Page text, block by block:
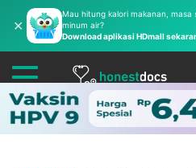
✕
Mau hitung kalori makanan, masa
minum air?
Download aplikasi HDmall